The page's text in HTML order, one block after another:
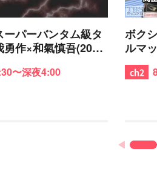
パーバンタム級タ
作×和氣慎吾(2018
〜深夜4:00
ボク
ルマ
バー